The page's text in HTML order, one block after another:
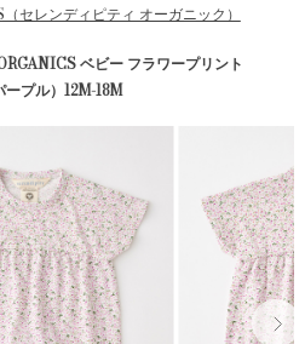
レンディピティ オーガニック）
ベビー フラワープリント
プル）12M-18M